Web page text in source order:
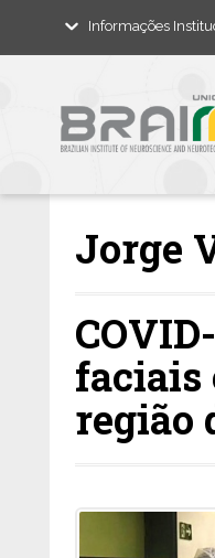
Informações
Jorge
faciais
região